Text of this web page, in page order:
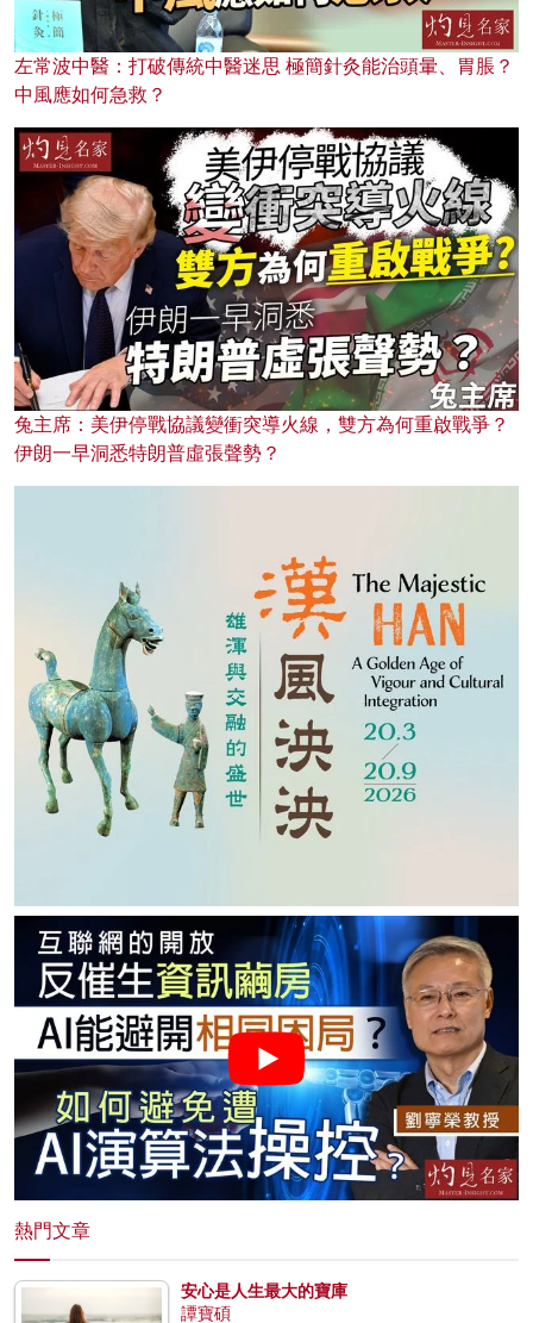
左常波中醫：打破傳統中醫迷思 極簡針灸能治頭暈、胃脹？
中風應如何急救？
兔主席：美伊停戰協議變衝突導火線，雙方為何重啟戰爭？
伊朗一早洞悉特朗普虛張聲勢？
熱門文章
安心是人生最大的寶庫
譚寶碩